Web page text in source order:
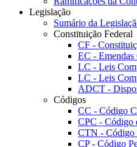
Legislação
Sumário da
Constituição Federal
CF -
EC -
LC - Leis
LC - Leis
ADCT -
Códigos
CC - Código
CPC - Código
CTN - Código
CP - Código